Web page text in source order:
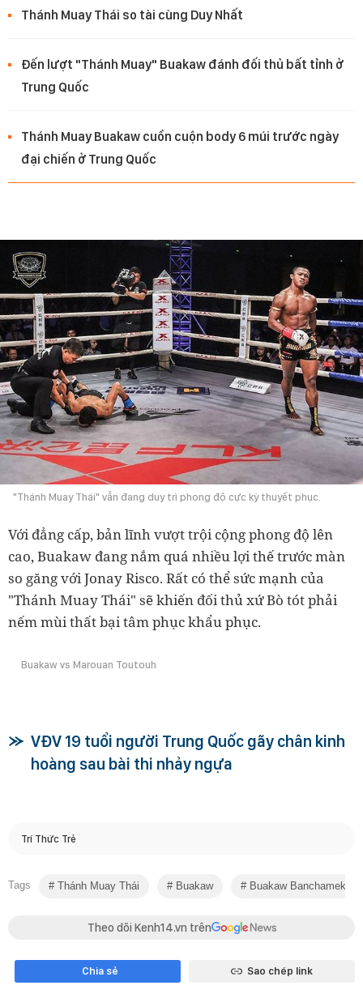
Thánh Muay Thái so tài cùng Duy Nhất
Đến lượt "Thánh Muay" Buakaw đánh đối thủ bất tỉnh ở
Trung Quốc
Thánh Muay Buakaw cuồn cuộn body 6 múi trước ngày
đại chiến ở Trung Quốc
"Thánh Muay Thái" vẫn đang duy trì phong độ cực kỳ thuyết phục.
Với đẳng cấp, bản lĩnh vượt trội cộng phong độ lên
cao, Buakaw đang nắm quá nhiều lợi thế trước màn
so găng với Jonay Risco. Rất có thể sức mạnh của
"Thánh Muay Thái" sẽ khiến đối thủ xứ Bò tót phải
nếm mùi thất bại tâm phục khẩu phục.
Buakaw vs Marouan Toutouh
VĐV 19 tuổi người Trung Quốc gãy chân kinh
hoàng sau bài thi nhảy ngựa
Trí Thức Trẻ
Tags Thánh Muay Thái Buakaw Buakaw Banchamek
Theo dõi Kenh14.vn trên
Chia sẻ Sao chép link